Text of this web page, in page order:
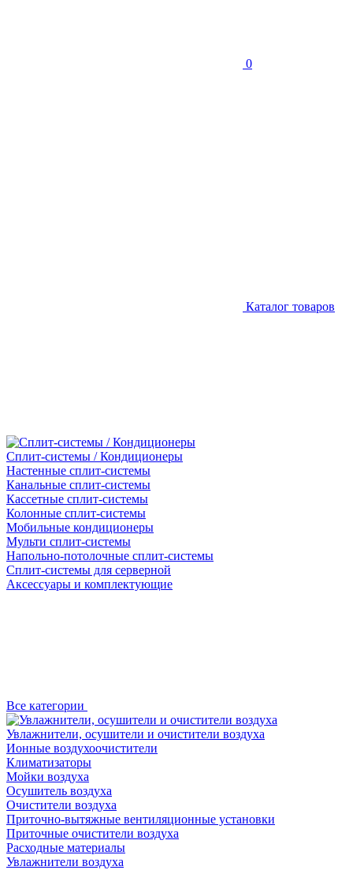
0
Каталог товаров
Сплит-системы / Кондиционеры
Настенные сплит-системы
Канальные сплит-системы
Кассетные сплит-системы
Колонные сплит-системы
Мобильные кондиционеры
Мульти сплит-системы
Напольно-потолочные сплит-системы
Сплит-системы для серверной
Аксессуары и комплектующие
Все категории
Увлажнители, осушители и очистители воздуха
Ионные воздухоочистители
Климатизаторы
Мойки воздуха
Осушитель воздуха
Очистители воздуха
Приточно-вытяжные вентиляционные установки
Приточные очистители воздуха
Расходные материалы
Увлажнители воздуха